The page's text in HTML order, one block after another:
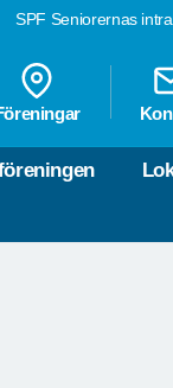
SPF Seniorernas